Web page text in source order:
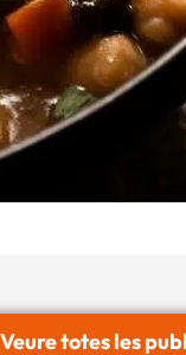
Veure totes les